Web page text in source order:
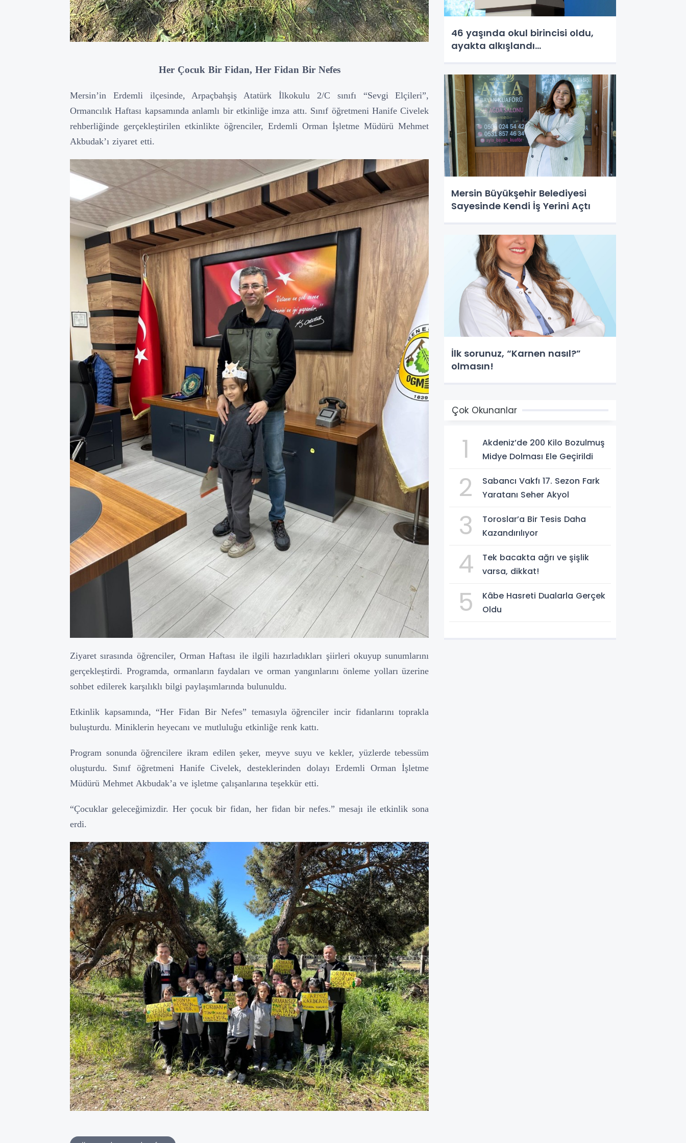
Her Çocuk Bir Fidan, Her Fidan Bir Nefes
Mersin’in Erdemli ilçesinde, Arpaçbahşiş Atatürk İlkokulu 2/C sınıfı “Sevgi Elçileri”,
Ormancılık Haftası kapsamında anlamlı bir etkinliğe imza attı. Sınıf öğretmeni Hanife Civelek
rehberliğinde gerçekleştirilen etkinlikte öğrenciler, Erdemli Orman İşletme Müdürü Mehmet
Akbudak’ı ziyaret etti.
Ziyaret sırasında öğrenciler, Orman Haftası ile ilgili hazırladıkları şiirleri okuyup sunumlarını
gerçekleştirdi. Programda, ormanların faydaları ve orman yangınlarını önleme yolları üzerine
sohbet edilerek karşılıklı bilgi paylaşımlarında bulunuldu.
Etkinlik kapsamında, “Her Fidan Bir Nefes” temasıyla öğrenciler incir fidanlarını toprakla
buluşturdu. Miniklerin heyecanı ve mutluluğu etkinliğe renk kattı.
Program sonunda öğrencilere ikram edilen şeker, meyve suyu ve kekler, yüzlerde tebessüm
oluşturdu. Sınıf öğretmeni Hanife Civelek, desteklerinden dolayı Erdemli Orman İşletme
Müdürü Mehmet Akbudak’a ve işletme çalışanlarına teşekkür etti.
“Çocuklar geleceğimizdir. Her çocuk bir fidan, her fidan bir nefes.” mesajı ile etkinlik sona
erdi.
46 yaşında okul birincisi oldu,
ayakta alkışlandı…
Mersin Büyükşehir Belediyesi
Sayesinde Kendi İş Yerini Açtı
İlk sorunuz, “Karnen nasıl?”
olmasın!
Çok Okunanlar
1
Akdeniz’de 200 Kilo Bozulmuş
Midye Dolması Ele Geçirildi
2
Sabancı Vakfı 17. Sezon Fark
Yaratanı Seher Akyol
3
Toroslar’a Bir Tesis Daha
Kazandırılıyor
4
Tek bacakta ağrı ve şişlik
varsa, dikkat!
5
Kâbe Hasreti Dualarla Gerçek
Oldu